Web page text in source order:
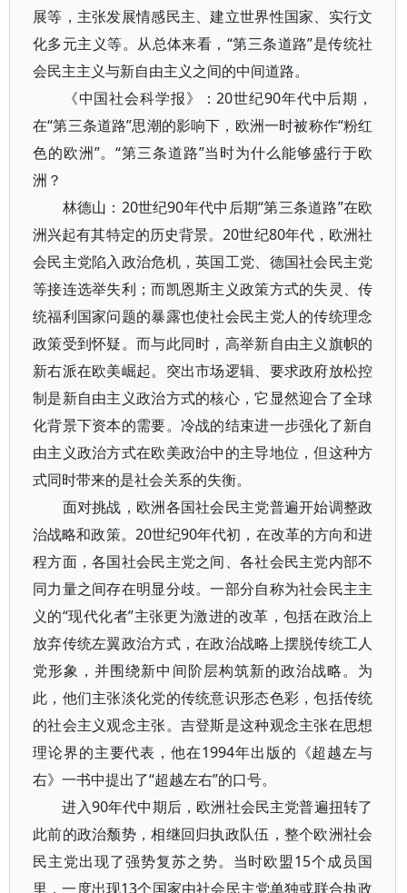
展等，主张发展情感民主、建立世界性国家、实行文
化多元主义等。从总体来看，“第三条道路”是传统社
会民主主义与新自由主义之间的中间道路。
《中国社会科学报》：20世纪90年代中后期，
在“第三条道路”思潮的影响下，欧洲一时被称作“粉红
色的欧洲”。“第三条道路”当时为什么能够盛行于欧
洲？
林德山：20世纪90年代中后期“第三条道路”在欧
洲兴起有其特定的历史背景。20世纪80年代，欧洲社
会民主党陷入政治危机，英国工党、德国社会民主党
等接连选举失利；而凯恩斯主义政策方式的失灵、传
统福利国家问题的暴露也使社会民主党人的传统理念
政策受到怀疑。而与此同时，高举新自由主义旗帜的
新右派在欧美崛起。突出市场逻辑、要求政府放松控
制是新自由主义政治方式的核心，它显然迎合了全球
化背景下资本的需要。冷战的结束进一步强化了新自
由主义政治方式在欧美政治中的主导地位，但这种方
式同时带来的是社会关系的失衡。
面对挑战，欧洲各国社会民主党普遍开始调整政
治战略和政策。20世纪90年代初，在改革的方向和进
程方面，各国社会民主党之间、各社会民主党内部不
同力量之间存在明显分歧。一部分自称为社会民主主
义的“现代化者”主张更为激进的改革，包括在政治上
放弃传统左翼政治方式，在政治战略上摆脱传统工人
党形象，并围绕新中间阶层构筑新的政治战略。为
此，他们主张淡化党的传统意识形态色彩，包括传统
的社会主义观念主张。吉登斯是这种观念主张在思想
理论界的主要代表，他在1994年出版的《超越左与
右》一书中提出了“超越左右”的口号。
进入90年代中期后，欧洲社会民主党普遍扭转了
此前的政治颓势，相继回归执政队伍，整个欧洲社会
民主党出现了强势复苏之势。当时欧盟15个成员国
里，一度出现13个国家由社会民主党单独或联合执政